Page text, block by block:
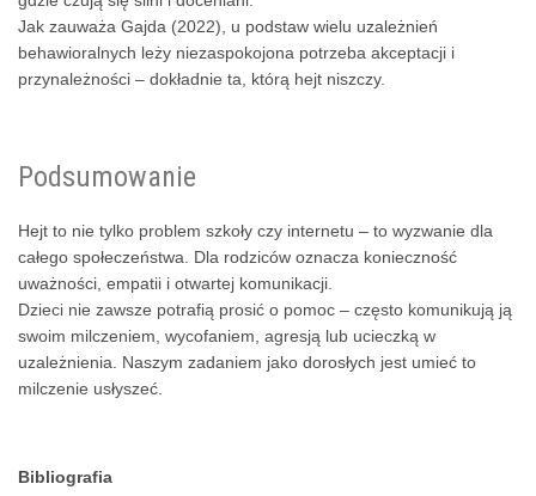
Jak zauważa Gajda (2022), u podstaw wielu uzależnień
behawioralnych leży niezaspokojona potrzeba akceptacji i
przynależności – dokładnie ta, którą hejt niszczy.
Podsumowanie
Hejt to nie tylko problem szkoły czy internetu – to wyzwanie dla
całego społeczeństwa. Dla rodziców oznacza konieczność
uważności, empatii i otwartej komunikacji.
Dzieci nie zawsze potrafią prosić o pomoc – często komunikują ją
swoim milczeniem, wycofaniem, agresją lub ucieczką w
uzależnienia. Naszym zadaniem jako dorosłych jest umieć to
milczenie usłyszeć.
Bibliografia